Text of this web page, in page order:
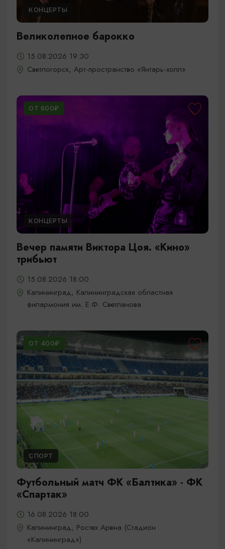
КОНЦЕРТЫ
Великолепное барокко
15.08.2026 19:30
Светлогорск, Арт-пространство «Янтарь-холл»
ОТ 600₽
КОНЦЕРТЫ
Вечер памяти Виктора Цоя. «Кино»
трибьют
15.08.2026 18:00
Калининград, Калининградская областная
филармония им. Е.Ф. Светланова
ОТ 400₽
СПОРТ
Футбольный матч ФК «Балтика» - ФК
«Спартак»
16.08.2026 18:00
Калининград, Ростех Арена (Стадион
«Калининград»)